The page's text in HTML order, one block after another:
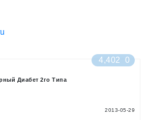
4,402
0
Диабет 2го Типа
2013-05-29